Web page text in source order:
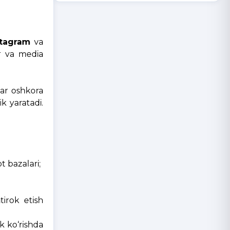
va
va media
oshkora
yaratadi.
bazalari;
etish
ko‘rishda